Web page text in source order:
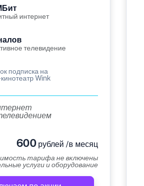
интернет
телевидение
подписка на
Wink
600 рублей /в месяц
тарифа не включены
услуги и оборудование